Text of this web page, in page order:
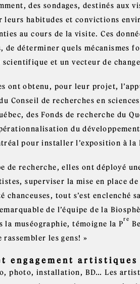
des sondages, destinés
leurs habitudes et convictions
au cours de la visite. Ces
de déterminer quels
et un vecteur de
ont obtenu, pour leur projet,
Conseil de recherches en
des Fonds de recherche du
du
pour installer l’exposition à la
de recherche, elles ont déployé
superviser la mise en place
chanceuses, tout s’est enclenché
de l’équipe de la
la muséographie, témoigne la P
re
les gens! »
engagement artistiques
photo, installation, BD… Les